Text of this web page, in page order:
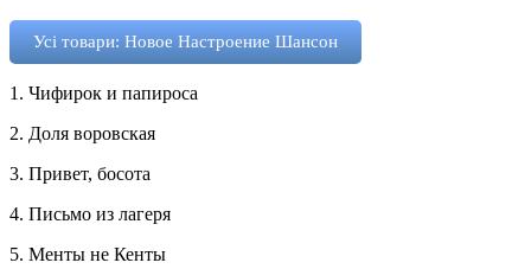
Усі товари: Новое Настроение Шансон
1. Чифирок и папироса
2. Доля воровская
3. Привет, босота
4. Письмо из лагеря
5. Менты не Кенты